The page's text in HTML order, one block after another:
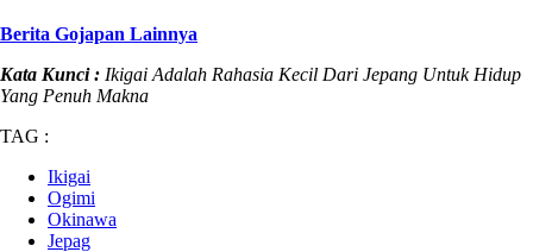
Berita Gojapan Lainnya
Kata Kunci : Ikigai Adalah Rahasia Kecil Dari Jepang Untuk Hidup
Yang Penuh Makna
TAG :
Ikigai
Ogimi
Okinawa
Jepag